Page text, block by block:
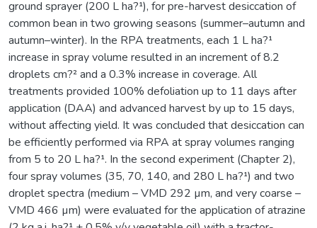
ground sprayer (200 L ha?¹), for pre-harvest desiccation of
common bean in two growing seasons (summer–autumn and
autumn–winter). In the RPA treatments, each 1 L ha?¹
increase in spray volume resulted in an increment of 8.2
droplets cm?² and a 0.3% increase in coverage. All
treatments provided 100% defoliation up to 11 days after
application (DAA) and advanced harvest by up to 15 days,
without affecting yield. It was concluded that desiccation can
be efficiently performed via RPA at spray volumes ranging
from 5 to 20 L ha?¹. In the second experiment (Chapter 2),
four spray volumes (35, 70, 140, and 280 L ha?¹) and two
droplet spectra (medium – VMD 292 µm, and very coarse –
VMD 466 µm) were evaluated for the application of atrazine